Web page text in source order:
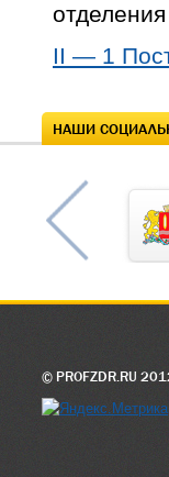
II — 1
НАШИ
© PROFZDR.RU